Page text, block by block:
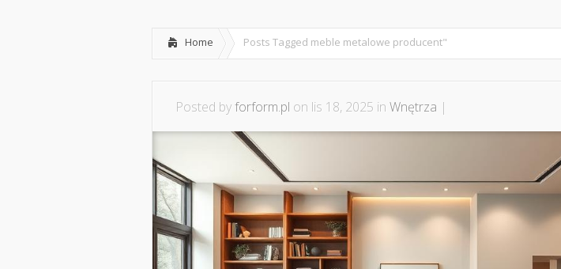
Home Posts Tagged meble metalowe producent"
Posted byforform.pl on lis 18, 2025 in Wnętrza |